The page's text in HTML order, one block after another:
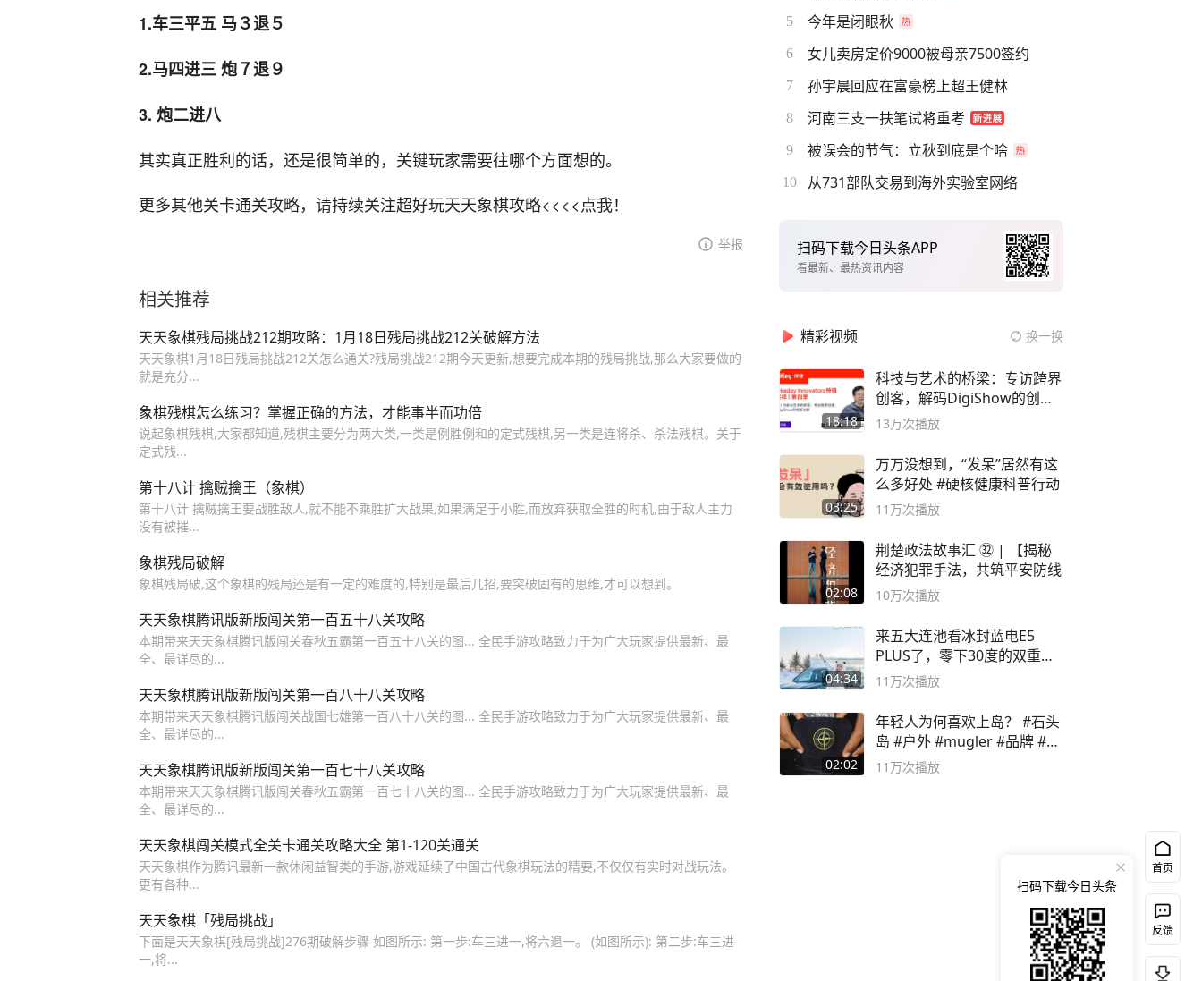
1.车三平五 马３退５
2.马四进三 炮７退９
3. 炮二进八
其实真正胜利的话，还是很简单的，关键玩家需要往哪个方面想的。
更多其他关卡通关攻略，请持续关注超好玩天天象棋攻略<<<<点我！
举报
相关推荐
天天象棋残局挑战212期攻略：1月18日残局挑战212关破解方法
天天象棋1月18日残局挑战212关怎么通关?残局挑战212期今天更新,想要完成本期的残局挑战,那么大家要做的
就是充分...
象棋残棋怎么练习？掌握正确的方法，才能事半而功倍
说起象棋残棋,大家都知道,残棋主要分为两大类,一类是例胜例和的定式残棋,另一类是连将杀、杀法残棋。关于
定式残...
第十八计 擒贼擒王（象棋）
第十八计 擒贼擒王要战胜敌人,就不能不乘胜扩大战果,如果满足于小胜,而放弃获取全胜的时机,由于敌人主力
没有被摧...
象棋残局破解
象棋残局破,这个象棋的残局还是有一定的难度的,特别是最后几招,要突破固有的思维,才可以想到。
天天象棋腾讯版新版闯关第一百五十八关攻略
本期带来天天象棋腾讯版闯关春秋五霸第一百五十八关的图... 全民手游攻略致力于为广大玩家提供最新、最
全、最详尽的...
天天象棋腾讯版新版闯关第一百八十八关攻略
本期带来天天象棋腾讯版闯关战国七雄第一百八十八关的图... 全民手游攻略致力于为广大玩家提供最新、最
全、最详尽的...
天天象棋腾讯版新版闯关第一百七十八关攻略
本期带来天天象棋腾讯版闯关春秋五霸第一百七十八关的图... 全民手游攻略致力于为广大玩家提供最新、最
全、最详尽的...
天天象棋闯关模式全关卡通关攻略大全 第1-120关通关
天天象棋作为腾讯最新一款休闲益智类的手游,游戏延续了中国古代象棋玩法的精要,不仅仅有实时对战玩法。
更有各种...
天天象棋「残局挑战」
下面是天天象棋[残局挑战]276期破解步骤 如图所示: 第一步:车三进一,将六退一。 (如图所示): 第二步:车三进
一,将...
5 今年是闭眼秋
6 女儿卖房定价9000被母亲7500签约
7 孙宇晨回应在富豪榜上超王健林
8 河南三支一扶笔试将重考
9 被误会的节气：立秋到底是个啥
10 从731部队交易到海外实验室网络
扫码下载今日头条APP
看最新、最热资讯内容
精彩视频 换一换
18:18
科技与艺术的桥梁：专访跨界
创客，解码DigiShow的创新
之路
13万次播放
03:25
万万没想到，“发呆”居然有这
么多好处 #硬核健康科普行动
11万次播放
02:08
荆楚政法故事汇 ㉜ | 【揭秘
经济犯罪手法，共筑平安防线
10万次播放
04:34
来五大连池看冰封蓝电E5
PLUS了，零下30度的双重冰
封40小时全录
11万次播放
02:02
年轻人为何喜欢上岛？ #石头
岛 #户外 #mugler #品牌 #足
球流氓
11万次播放
首页
反馈
扫码下载今日头条